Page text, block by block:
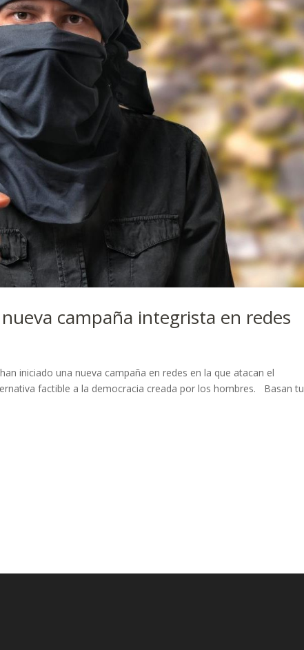
campaña integrista en redes
iniciado una nueva campaña en redes en la que atacan el
factible a la democracia creada por los hombres. Basan tu